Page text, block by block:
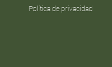
Política de privacidad